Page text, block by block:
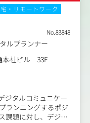
析
ーティング
・リモートワーク
No.83848
ルプランナー
本社ビル 33F
ジタルコミュニケー
ランニングするポジ
課題に対し、デジタ